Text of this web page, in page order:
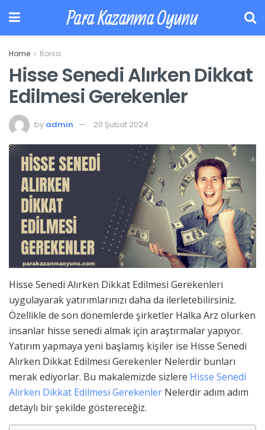
Para Kazanma Oyunu
Home Borsa
Hisse Senedi Alırken Dikkat
Edilmesi Gerekenler
by admin 20 Şubat 2024
Hisse Senedi Alırken Dikkat Edilmesi Gerekenleri
uygulayarak yatırımlarınızı daha da ilerletebilirsiniz.
Özellikle de son dönemlerde şirketler Halka Arz olurken
insanlar hisse senedi almak için araştırmalar yapıyor.
Yatırım yapmaya yeni başlamış kişiler ise Hisse Senedi
Alırken Dikkat Edilmesi Gerekenler Nelerdir bunları
merak ediyorlar. Bu makalemizde sizlere Hisse Senedi
Alırken Dikkat Edilmesi Gerekenler Nelerdir adım adım
detaylı bir şekilde göstereceğiz.